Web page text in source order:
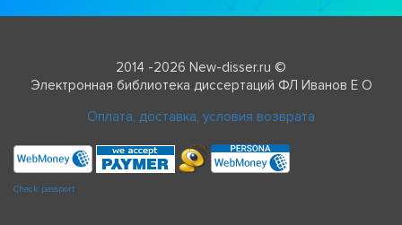
2014 -2026 New-disser.ru ©
Электронная библиотека диссертаций ФЛ Иванов Е О
Оплата, доставка, условия возврата
Check passport